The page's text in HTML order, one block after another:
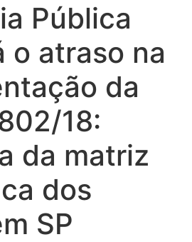
Pública
o atraso na
da
18:
da matriz
dos
SP